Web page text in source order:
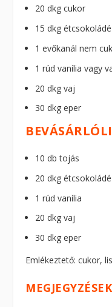
20 dkg cukor
15 dkg étcsokoládé
1 evőkanál nem
1 rúd vanília vagy
20 dkg vaj
30 dkg eper
10 db tojás
20 dkg étcsokoládé
1 rúd vanília
20 dkg vaj
30 dkg eper
Emlékeztető: cukor,